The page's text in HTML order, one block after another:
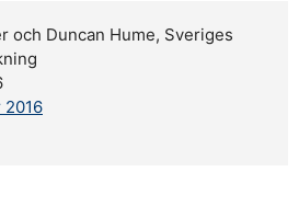
och Duncan Hume, Sveriges
2016